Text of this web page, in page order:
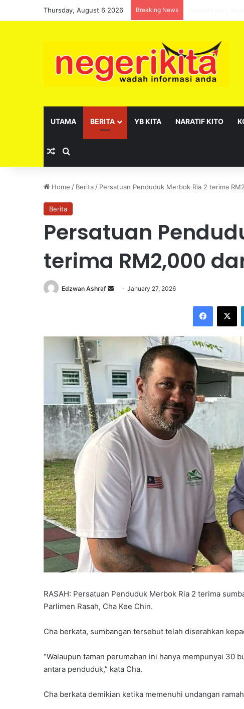
Thursday, August 6 2026 Breaking News
UTAMA BERITA YB KITA NARATIF KITO
Random Article
Home / Berita / Persatuan Penduduk Merbok Ria 2 terima
Berita
Persatuan
terima RM2,000
Edzwan Ashraf
a
m
a
i
l
January 27, 2026
RASAH: Persatuan Penduduk Merbok Ria 2 terima
Parlimen Rasah, Cha Kee Chin.
Cha berkata, sumbangan tersebut telah diserahkan
“Walaupun taman perumahan ini hanya mempunyai 30
antara penduduk,” kata Cha.
Cha berkata demikian ketika memenuhi undangan